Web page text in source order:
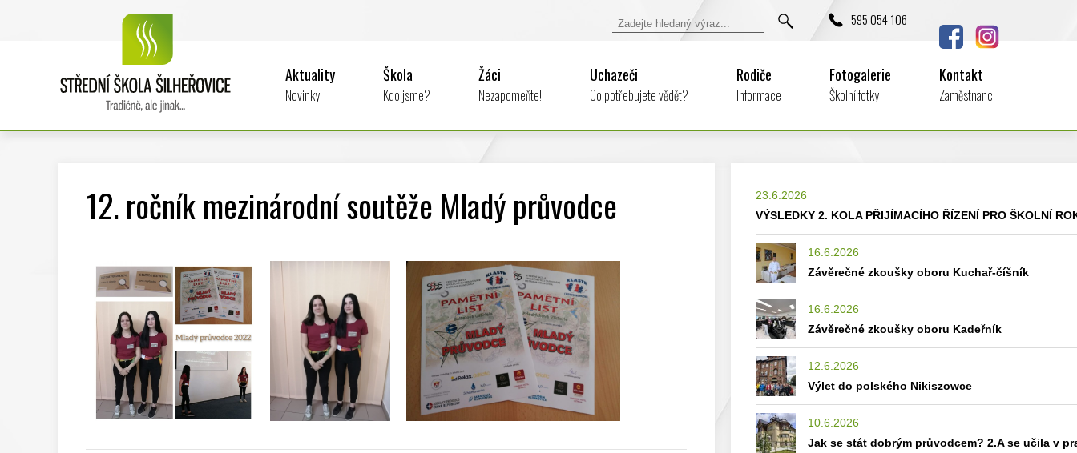
595 054 106
Aktuality
Novinky
Škola
Kdo jsme?
Žáci
Nezapomeňte!
Uchazeči
Co potřebujete vědět?
Rodiče
Informace
Fotogalerie
Školní fotky
Kontakt
Zaměstnanci
12. ročník mezinárodní soutěže Mladý průvodce
23.6.2026
VÝSLEDKY 2. KOLA PŘIJÍMACÍHO ŘÍZENÍ PRO ŠKOLNÍ
16.6.2026
Závěrečné zkoušky oboru Kuchař-číšník
16.6.2026
Závěrečné zkoušky oboru Kadeřník
12.6.2026
Výlet do polského Nikiszowce
10.6.2026
Jak se stát dobrým průvodcem? 2.A se učila v